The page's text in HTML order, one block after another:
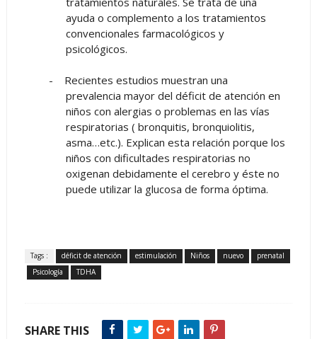
ayuda o complemento a los tratamientos
convencionales farmacológicos y
psicológicos.
-
Recientes estudios muestran una
prevalencia mayor del déficit de atención en
niños con alergias o problemas en las vías
respiratorias ( bronquitis, bronquiolitis,
asma…etc.). Explican esta relación porque los
niños con dificultades respiratorias no
oxigenan debidamente el cerebro y éste no
puede utilizar la glucosa de forma óptima.
Tags : déficit de atención estimulación Niños nuevo
prenatal
Psicología
TDHA
SHARE THIS